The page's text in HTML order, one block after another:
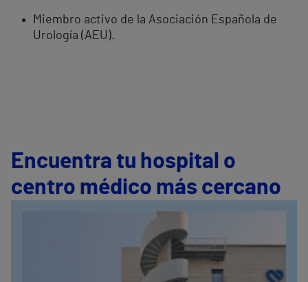
Miembro activo de la Asociación Española de
Urología (AEU).
Encuentra tu hospital o
centro médico más cercano